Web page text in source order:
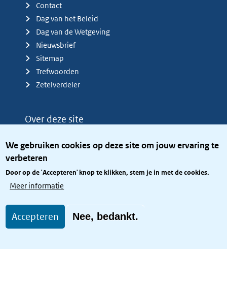
We gebruiken cookies op deze site om jouw ervaring te
verbeteren
Door op de 'Accepteren' knop te klikken, stem je in met de cookies.
Meer informatie
Accepteren Nee, bedankt.
Contact
Dag van het Beleid
Dag van de Wetgeving
Nieuwsbrief
Sitemap
Trefwoorden
Zetelverdeler
Over deze site
Privacy
Toegang site openbaar
Toegankelijkheid